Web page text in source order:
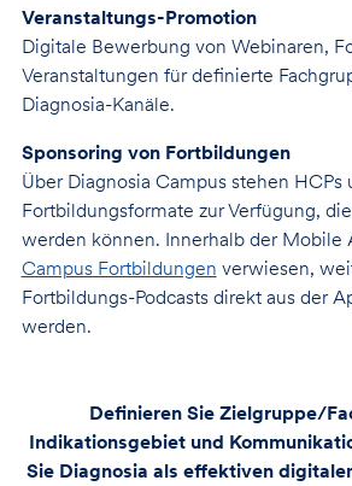
Veranstaltungs-Promotion
Digitale Bewerbung von Webinaren,
Veranstaltungen für definierte
Diagnosia-Kanäle.
Sponsoring von Fortbildungen
Über Diagnosia Campus stehen
Fortbildungsformate zur Verfügung,
werden können. Innerhalb der Mobile
Campus Fortbildungen verwiesen,
Fortbildungs-Podcasts direkt aus der
werden.
Definieren Sie Zielgruppe/
Indikationsgebiet und
Sie Diagnosia als effektiven